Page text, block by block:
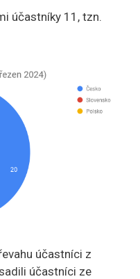
účastníky 11, tzn.
účastníci z
účastníci ze